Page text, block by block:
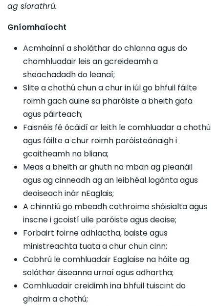
ag síorathrú.
Gníomhaíocht
Acmhainní a sholáthar do chlanna agus do
chomhluadair leis an gcreideamh a
sheachadadh do leanaí;
Slite a chothú chun a chur in iúl go bhfuil fáilte
roimh gach duine sa pharóiste a bheith gafa
agus páirteach;
Faisnéis fé ócáidí ar leith le comhluadar a chothú
agus fáilte a chur roimh paróisteánaigh i
gcaitheamh na bliana;
Meas a bheith ar ghuth na mban ag pleanáil
agus ag cinneadh ag an leibhéal logánta agus
deoiseach inár nEaglais;
A chinntiú go mbeadh cothroime shóisialta agus
inscne i gcoistí uile paróiste agus deoise;
Forbairt foirne adhlactha, baiste agus
ministreachta tuata a chur chun cinn;
Cabhrú le comhluadair Eaglaise na háite ag
soláthar áiseanna urnaí agus adhartha;
Comhluadair creidimh ina bhfuil tuiscint do
ghairm a chothú;